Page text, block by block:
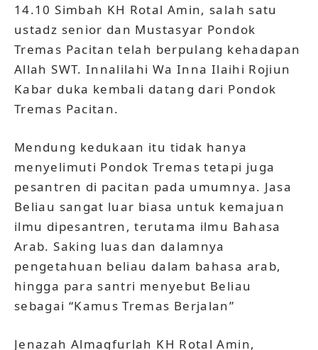
14.10 Simbah KH Rotal Amin, salah satu
ustadz senior dan Mustasyar Pondok
Tremas Pacitan telah berpulang kehadapan
Allah SWT. Innalilahi Wa Inna Ilaihi Rojiun
Kabar duka kembali datang dari Pondok
Tremas Pacitan.
Mendung kedukaan itu tidak hanya
menyelimuti Pondok Tremas tetapi juga
pesantren di pacitan pada umumnya. Jasa
Beliau sangat luar biasa untuk kemajuan
ilmu dipesantren, terutama ilmu Bahasa
Arab. Saking luas dan dalamnya
pengetahuan beliau dalam bahasa arab,
hingga para santri menyebut Beliau
sebagai “Kamus Tremas Berjalan”
Jenazah Almagfurlah KH Rotal Amin,